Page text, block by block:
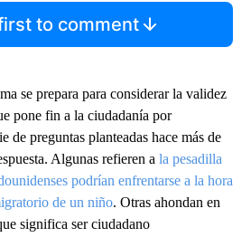
to comment
se prepara para considerar la validez
pone fin a la ciudadanía por
de preguntas planteadas hace más de
Algunas refieren a la pesadilla
podrían enfrentarse a la hora
de un niño. Otras ahondan en
significa ser ciudadano